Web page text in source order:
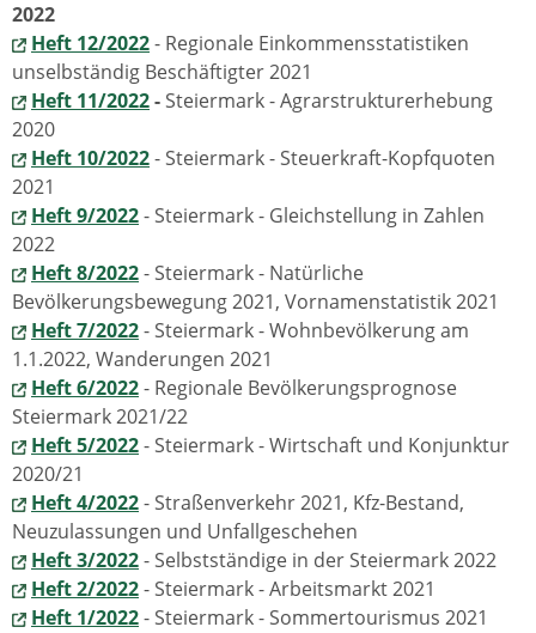
2022
Heft 12/2022- Regionale Einkommensstatistiken
unselbständig Beschäftigter 2021
Heft 11/2022-Steiermark - Agrarstrukturerhebung
2020
Heft 10/2022- Steiermark - Steuerkraft-Kopfquoten
2021
Heft 9/2022- Steiermark - Gleichstellung in Zahlen
2022
Heft 8/2022- Steiermark - Natürliche
Bevölkerungsbewegung 2021, Vornamenstatistik 2021
Heft 7/2022- Steiermark - Wohnbevölkerung am
1.1.2022, Wanderungen 2021
Heft 6/2022- Regionale Bevölkerungsprognose
Steiermark 2021/22
Heft 5/2022- Steiermark - Wirtschaft und Konjunktur
2020/21
Heft 4/2022- Straßenverkehr 2021, Kfz-Bestand,
Neuzulassungen und Unfallgeschehen
Heft 3/2022- Selbstständige in der Steiermark 2022
Heft 2/2022- Steiermark - Arbeitsmarkt 2021
Heft 1/2022- Steiermark - Sommertourismus 2021